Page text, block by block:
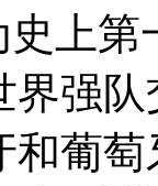
史上
界强
葡